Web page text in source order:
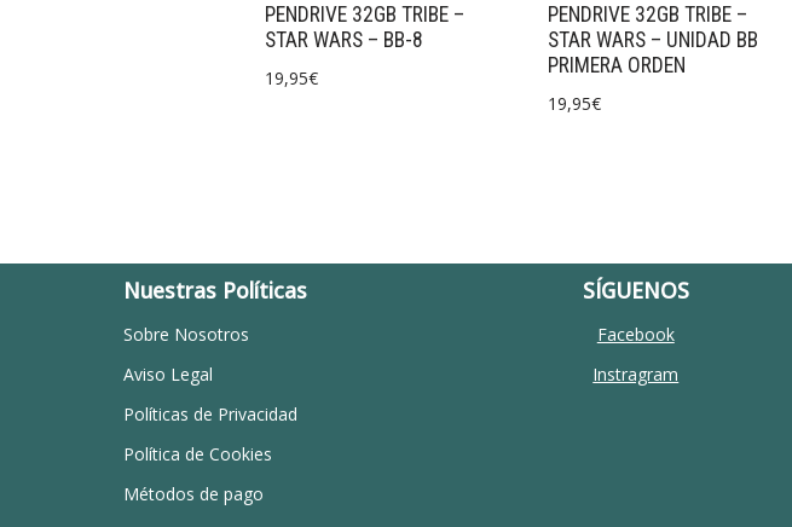
PENDRIVE 32GB TRIBE –
STAR WARS – BB-8
19,95€
PENDRIVE 32GB TRIBE –
STAR WARS – UNIDAD BB
PRIMERA ORDEN
19,95€
Nuestras Políticas
Sobre Nosotros
Aviso Legal
Políticas de Privacidad
Política de Cookies
Métodos de pago
SÍGUENOS
Facebook
Instragram